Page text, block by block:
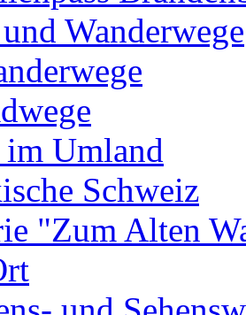
Wanderwege
Umland
Schweiz
"Zum Alten